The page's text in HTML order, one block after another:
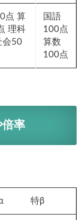
点 算
理科
会50
国語
100点
算数
100点
倍率
特β